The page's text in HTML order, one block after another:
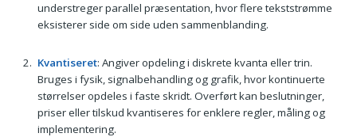
understreger parallel præsentation, hvor flere tekststrømme
eksisterer side om side uden sammenblanding.
Kvantiseret: Angiver opdeling i diskrete kvanta eller trin.
Bruges i fysik, signalbehandling og grafik, hvor kontinuerte
størrelser opdeles i faste skridt. Overført kan beslutninger,
priser eller tilskud kvantiseres for enklere regler, måling og
implementering.